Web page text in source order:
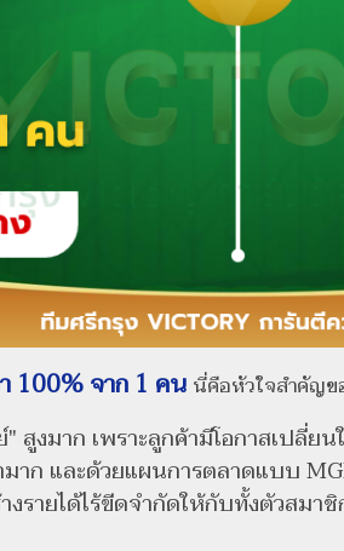
100% จาก 1 คน นี่คือหัวใจสำคัญข
สูงมาก เพราะลูกค้ามีโอกาสเปลี่ย
มาก และด้วยแผนการตลาดแบบ
รายได้ไร้ขีดจำกัดให้กับทั้งตัวสมา